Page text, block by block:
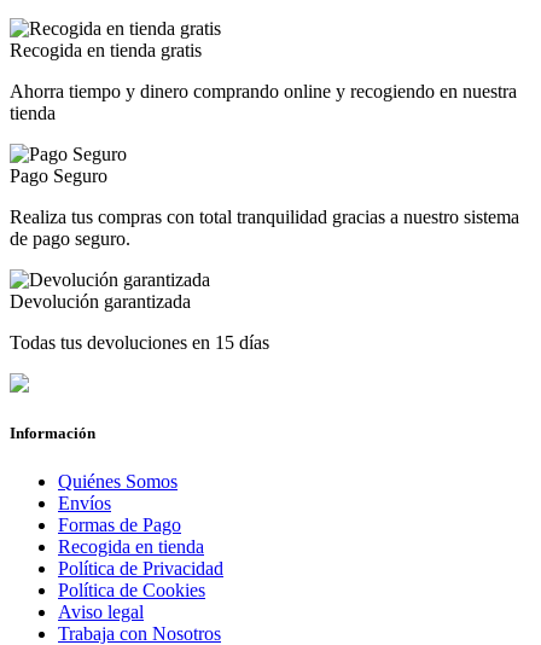
Recogida en tienda gratis
Ahorra tiempo y dinero comprando online y recogiendo en nuestra
tienda
Pago Seguro
Realiza tus compras con total tranquilidad gracias a nuestro sistema
de pago seguro.
Devolución garantizada
Todas tus devoluciones en 15 días
Información
Quiénes Somos
Envíos
Formas de Pago
Recogida en tienda
Política de Privacidad
Política de Cookies
Aviso legal
Trabaja con Nosotros